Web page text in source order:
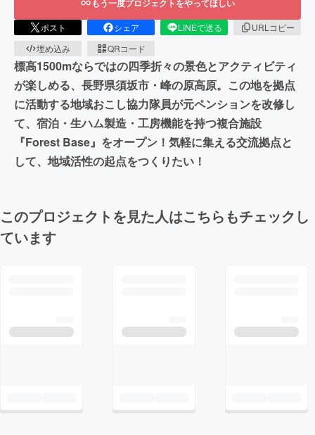
ポスト シェア LINEで送る
URLコピー
埋め込み
QRコード
標高1500mならではの四季折々の景色とアクティビティ
が楽しめる、長野県須坂市・峰の原高原。この地を拠点
に活動する地域おこし協力隊員が元ペンションを改修し
て、宿泊・生ハム製造・工房機能を持つ複合施設
『Forest Base』をオープン！気軽に集える交流拠点と
して、地域活性の起点をつくりたい！
このプロジェクトを見た人はこちらもチェックし
ています